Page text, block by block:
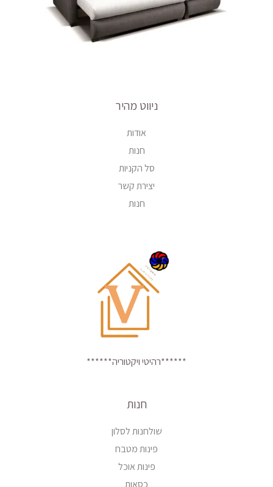
ניווט מהיר
אודות
חנות
סל הקניות
יצירת קשר
חנות
******רהיטי ויקטוריה******
חנות
שולחנות לסלון
פינות מטבח
פינות אוכל
כסאות